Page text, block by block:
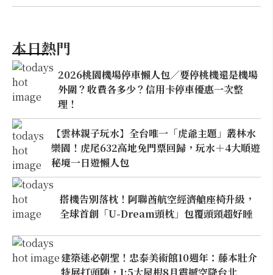
本日熱門
2026桃園機場停車懶人包／要停桃機還是機場
外圍？收費各多少？信用卡停車優惠一次整
理！
【雲林親子玩水】全台唯一「虎爺主題」叢林水
樂園！虎尾632高地免門票回歸，玩水＋4大順遊
秘境一日遊懶人包
搭機告別落枕！阿聯酋航空經濟艙座椅升級，
全球首創「U-Dream頭枕」包覆頭頸超好睡
建築迷必朝聖！忠泰美術館10週年：藤本壯介
特展打頭陣，1:5大屋根8月震撼空降台北